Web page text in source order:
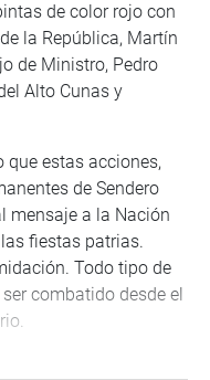
de color rojo con
la República, Martín
de Ministro, Pedro
Alto Cunas y
que estas acciones,
de Sendero
mensaje a la Nación
fiestas patrias.
Todo tipo de
combatido desde el